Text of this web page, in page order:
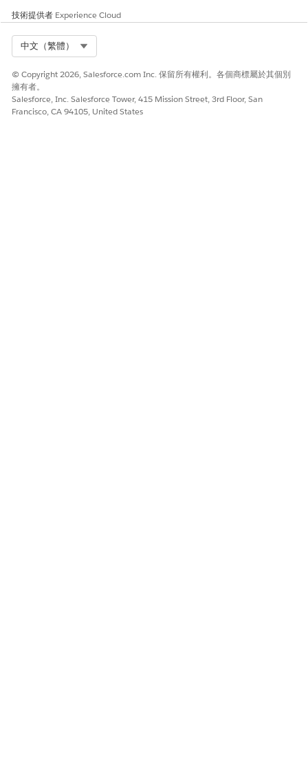
技術提供者 Experience Cloud
中文（繁體）
© Copyright 2026, Salesforce.com Inc. 保留所有權利。各個商標屬於其個別
擁有者。
Salesforce, Inc. Salesforce Tower, 415 Mission Street, 3rd Floor, San
Francisco, CA 94105, United States